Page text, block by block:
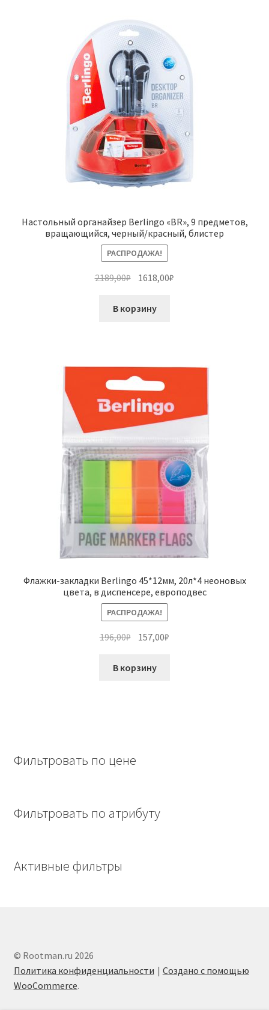
Настольный органайзер Berlingo «BR», 9 предметов,
вращающийся, черный/красный, блистер
РАСПРОДАЖА!
2189,00₽ Первоначальная
составляла
1618,00₽
В корзину
Флажки-закладки Berlingo 45*12мм, 20л*4 неоновых
цвета, в диспенсере, европодвес
РАСПРОДАЖА!
196,00₽ Первоначальная
составляла
157,00₽
В корзину
Фильтровать по цене
Фильтровать по атрибуту
Активные фильтры
© Rootman.ru 2026
Политика конфиденциальности
Создано с помощью
WooCommerce.